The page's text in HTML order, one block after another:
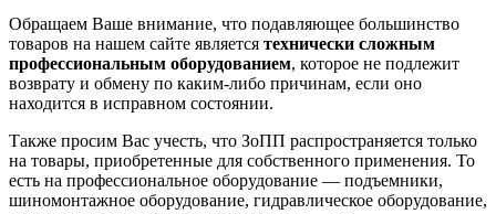
Обращаем Ваше внимание, что подавляющее большинство
товаров на нашем сайте является технически сложным
профессиональным оборудованием, которое не подлежит
возврату и обмену по каким-либо причинам, если оно
находится в исправном состоянии.
Также просим Вас учесть, что ЗоПП распространяется только
на товары, приобретенные для собственного применения. То
есть на профессиональное оборудование — подъемники,
шиномонтажное оборудование, гидравлическое оборудование,